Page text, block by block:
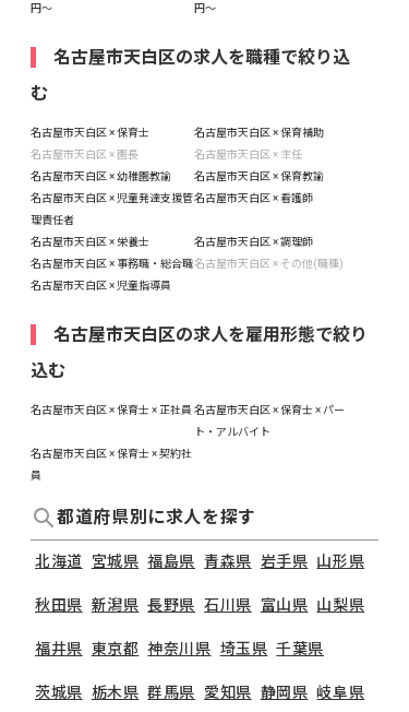
円〜
円〜
名古屋市天白区の求人を職種で絞り込
む
名古屋市天白区 × 保育士
名古屋市天白区 × 保育補助
名古屋市天白区 × 園長
名古屋市天白区 × 主任
名古屋市天白区 × 幼稚園教諭
名古屋市天白区 × 保育教諭
名古屋市天白区 × 児童発達支援管
理責任者
名古屋市天白区 × 看護師
名古屋市天白区 × 栄養士
名古屋市天白区 × 調理師
名古屋市天白区 × 事務職・総合職名古屋市天白区 × その他(職種)
名古屋市天白区 × 児童指導員
名古屋市天白区の求人を雇用形態で絞り
込む
名古屋市天白区 × 保育士 × 正社員 名古屋市天白区 × 保育士 × パー
ト・アルバイト
名古屋市天白区 × 保育士 × 契約社
員
都道府県別に求人を探す
北海道 宮城県 福島県 青森県 岩手県 山形県
秋田県 新潟県 長野県 石川県 富山県 山梨県
福井県 東京都 神奈川県 埼玉県 千葉県
茨城県 栃木県 群馬県 愛知県 静岡県 岐阜県